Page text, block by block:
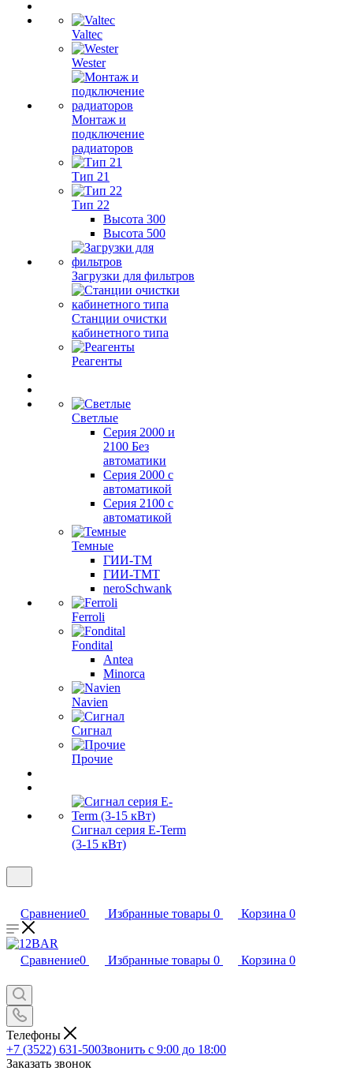
Valtec
Wester
Монтаж и
подключение
радиаторов
Тип 21
Тип 22
Высота 300
Высота 500
Загрузки для фильтров
Станции очистки
кабинетного типа
Реагенты
Светлые
Серия 2000 и
2100 Без
автоматики
Серия 2000 с
автоматикой
Серия 2100 с
автоматикой
Темные
ГИИ-ТМ
ГИИ-ТМТ
neroSchwank
Ferroli
Fondital
Antea
Minorca
Navien
Сигнал
Прочие
Сигнал серия E-Term
(3-15 кВт)
Сравнение0 Избранные товары 0 Корзина 0
Сравнение0 Избранные товары 0 Корзина 0
Телефоны
+7 (3522) 631-500Звонить с 9:00 до 18:00
Заказать звонок